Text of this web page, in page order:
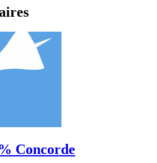
Concorde